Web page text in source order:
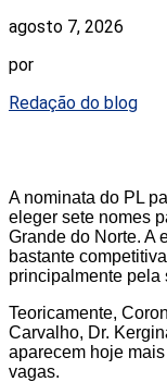
agosto 7, 2026
por
Redação do blog
A nominata do PL
eleger sete nomes
Grande do Norte. A
bastante
principalmente pela
Teoricamente,
Carvalho, Dr.
aparecem hoje
vagas.